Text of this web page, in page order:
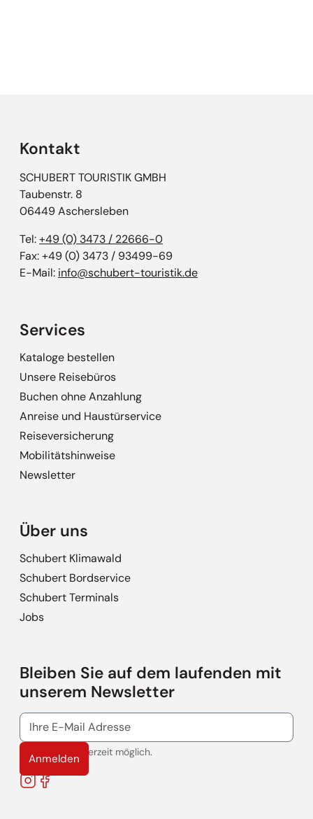
Kontakt
SCHUBERT TOURISTIK GMBH
Taubenstr. 8
06449 Aschersleben
Tel:+49 (0) 3473 / 22666-0
Fax: +49 (0) 3473 / 93499-69
E-Mail: info@schubert-touristik.de
Services
Kataloge bestellen
Unsere Reisebüros
Buchen ohne Anzahlung
Anreise und Haustürservice
Reiseversicherung
Mobilitätshinweise
Newsletter
Über uns
Schubert Klimawald
Schubert Bordservice
Schubert Terminals
Jobs
Bleiben Sie auf dem laufenden mit
unserem Newsletter
Anmelden
Abmeldung jederzeit möglich.
Instagram
Facebook